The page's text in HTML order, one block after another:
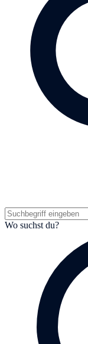
Wo suchst du?